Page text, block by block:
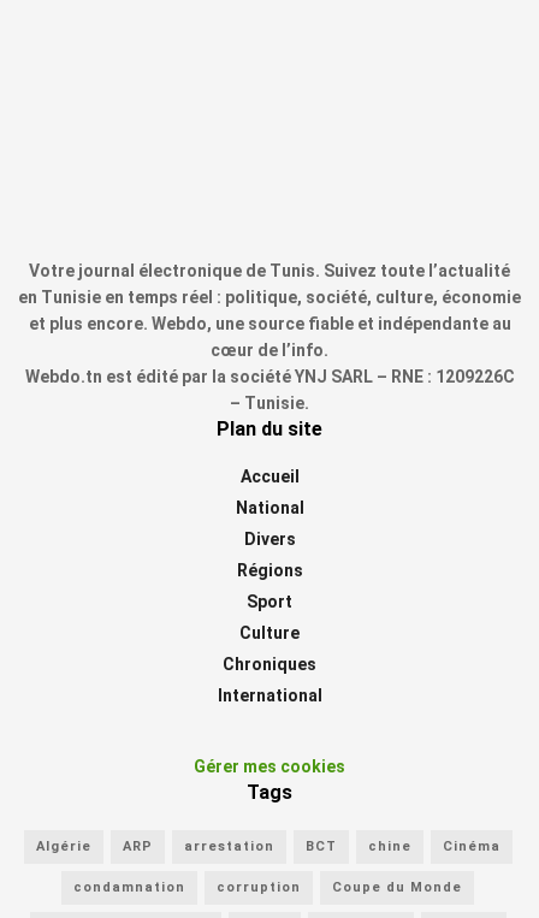
Votre journal électronique de Tunis. Suivez toute l’actualité
en Tunisie en temps réel : politique, société, culture, économie
et plus encore. Webdo, une source fiable et indépendante au
cœur de l’info.
Webdo.tn est édité par la société YNJ SARL – RNE : 1209226C
– Tunisie.
Plan du site
Accueil
National
Divers
Régions
Sport
Culture
Chroniques
International
Gérer mes cookies
Tags
Algérie ARP arrestation BCT chine Cinéma
condamnation corruption Coupe du Monde